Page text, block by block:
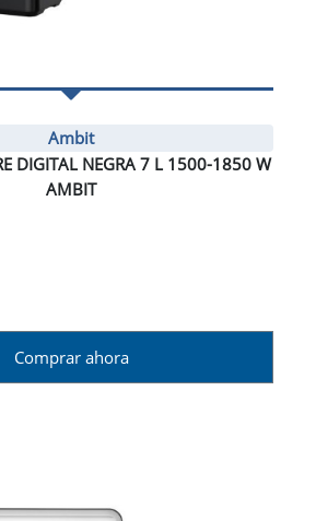
Ambit
DIGITAL NEGRA 7 L 1500-1850 W
AMBIT
Comprar ahora